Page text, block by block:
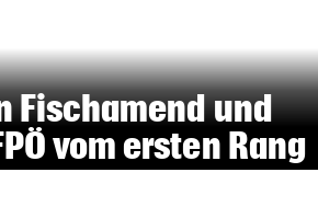
Fischamend und
vom ersten Rang